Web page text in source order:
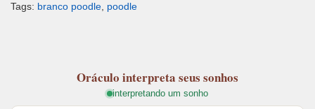
Tags: branco poodle poodle
Oráculo interpreta seus sonhos
interpretando um sonho